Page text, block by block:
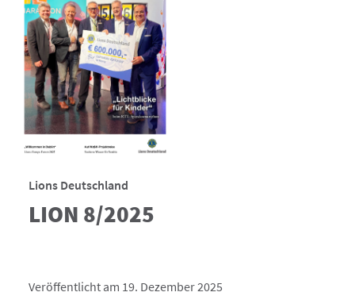
Lions Deutschland
LION 8/2025
Veröffentlicht am 19. Dezember 2025